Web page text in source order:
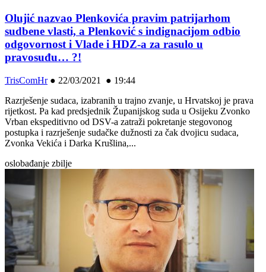
Olujić nazvao Plenkovića pravim patrijarhom
sudbene vlasti, a Plenković s indignacijom odbio
odgovornost i Vlade i HDZ-a za rasulo u
pravosuđu… ?!
TrisComHr● 22/03/2021 ● 19:44
Razrješenje sudaca, izabranih u trajno zvanje, u Hrvatskoj je prava
rijetkost. Pa kad predsjednik Županijskog suda u Osijeku Zvonko
Vrban ekspeditivno od DSV-a zatraži pokretanje stegovonog
postupka i razrješenje sudačke dužnosti za čak dvojicu sudaca,
Zvonka Vekića i Darka Krušlina,...
oslobađanje zbilje